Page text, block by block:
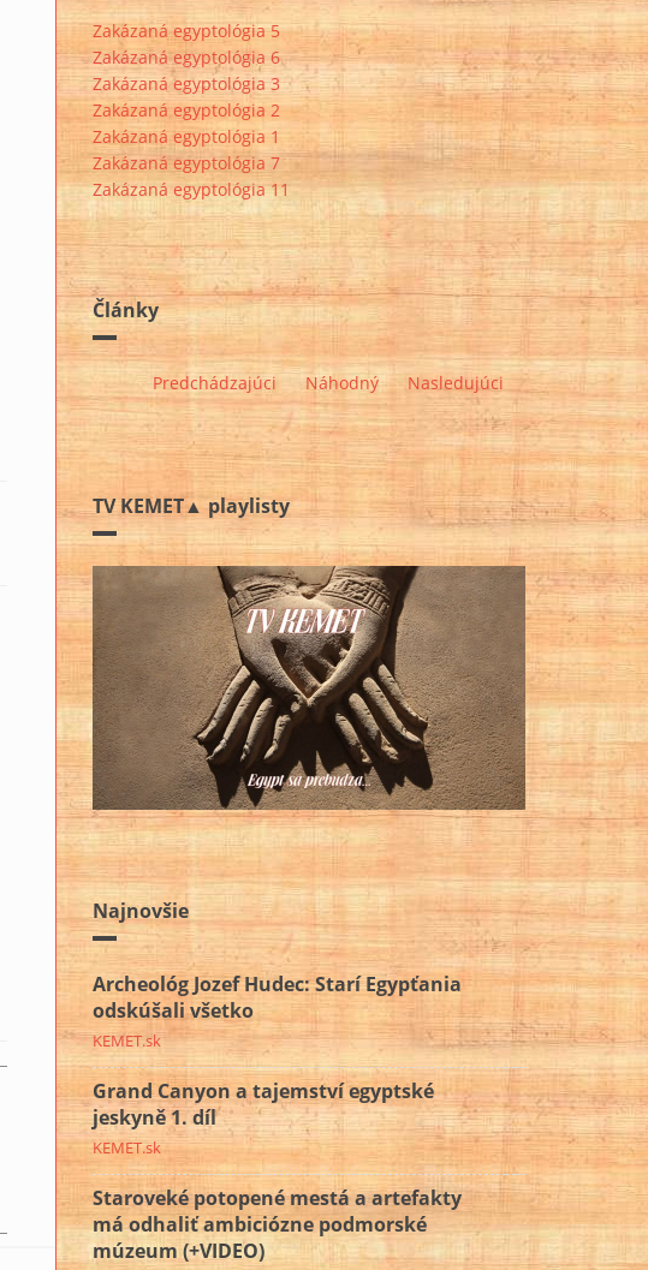
Zakázaná egyptológia 5
Zakázaná egyptológia 6
Zakázaná egyptológia 3
Zakázaná egyptológia 2
Zakázaná egyptológia 1
Zakázaná egyptológia 7
Zakázaná egyptológia 11
Články
Predchádzajúci Náhodný Nasledujúci
TV KEMET▲ playlisty
Najnovšie
Archeológ Jozef Hudec: Starí Egypťania
odskúšali všetko
KEMET.sk
Grand Canyon a tajemství egyptské
jeskyně 1. díl
KEMET.sk
Staroveké potopené mestá a artefakty
má odhaliť ambiciózne podmorské
múzeum (+VIDEO)